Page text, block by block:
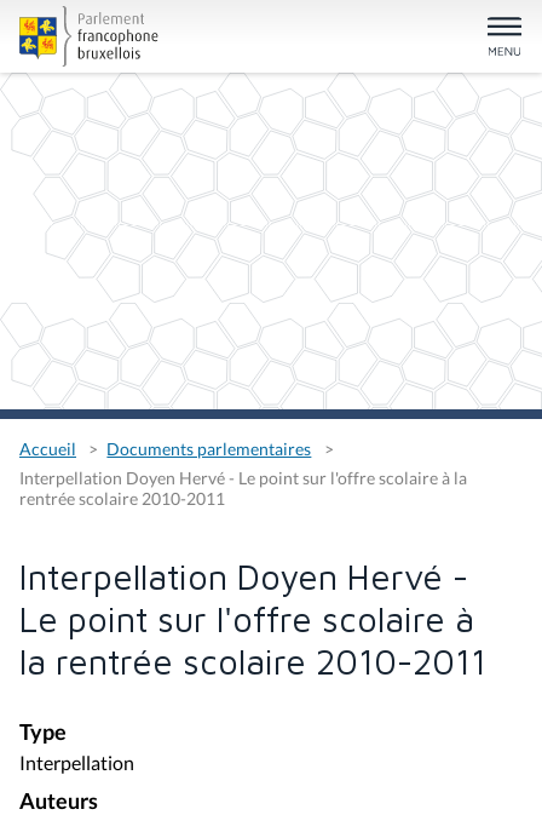
Accueil
Documents parlementaires
Interpellation Doyen Hervé - Le point sur l'offre scolaire à la
rentrée scolaire 2010-2011
Interpellation Doyen Hervé -
Le point sur l'offre scolaire à
la rentrée scolaire 2010-2011
Type
Interpellation
Auteurs